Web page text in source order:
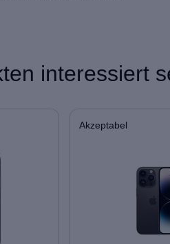
interessiert
Akzeptabel